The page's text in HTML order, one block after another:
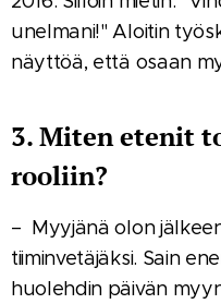
unelmani!" Aloitin
näyttöä, että osaan
3. Miten etenit
rooliin?
– Myyjänä olon
tiiminvetäjäksi. Sain
huolehdin päivän